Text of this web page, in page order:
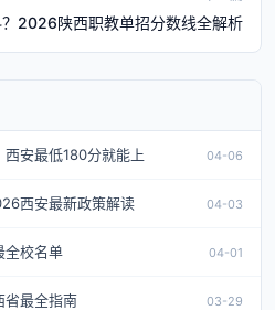
2026陕西职教单招分数线全解析
安最低180分就能上 04-06
西安最新政策解读 04-03
全校名单 04-01
省最全指南 03-29